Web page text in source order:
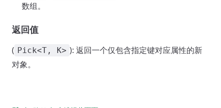
数组。
返回值
( Pick<T, K> ): 返回一个仅包含指定键对应属性的新
对象。